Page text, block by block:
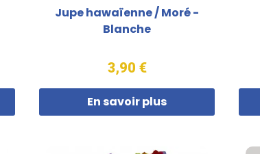
Jupe hawaïenne / Moré -
Blanche
3,90 €
En savoir plus